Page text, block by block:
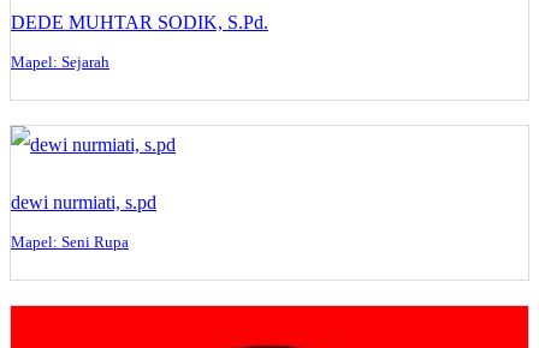
DEDE MUHTAR SODIK, S.Pd.
Mapel: Sejarah
dewi nurmiati, s.pd
Mapel: Seni Rupa